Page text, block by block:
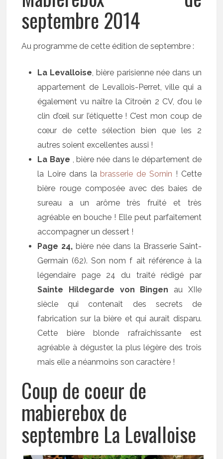
septembre 2014
Au programme de cette édition de septembre :
La Levalloise, bière parisienne née dans un
appartement de Levallois-Perret, ville qui a
également vu naître la Citroën 2 CV, d’ou le
clin d’œil sur l’étiquette ! C’est mon coup de
cœur de cette sélection bien que les 2
autres soient excellentes aussi !
La Baye , bière née dans le département de
la Loire dans labrasserie de Sornin ! Cette
bière rouge composée avec des baies de
sureau a un arôme très fruité et très
agréable en bouche ! Elle peut parfaitement
accompagner un dessert !
Page 24, bière née dans la Brasserie Saint-
Germain (62). Son nom f ait référence à la
légendaire page 24 du traité rédigé par
Sainte Hildegarde von Bingen au XIIe
siècle qui contenait des secrets de
fabrication sur la bière et qui aurait disparu.
Cette bière blonde rafraîchissante est
agréable à déguster, la plus légère des trois
mais elle a néanmoins son caractère !
Coup de coeur de
mabierebox de
septembre La Levalloise